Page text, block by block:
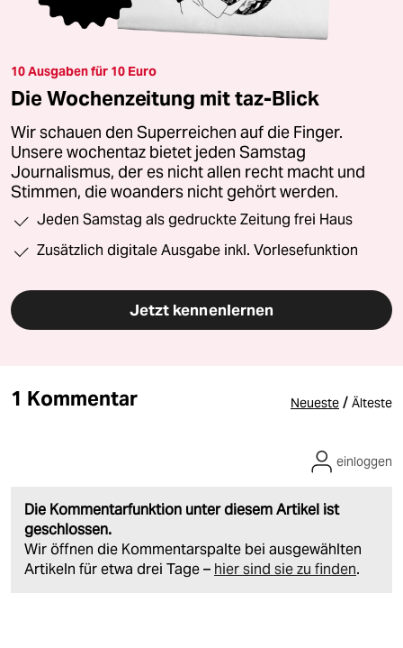
10 Ausgaben für 10 Euro
Die Wochenzeitung mit taz-Blick
Wir schauen den Superreichen auf die Finger.
Unsere wochentaz bietet jeden Samstag
Journalismus, der es nicht allen recht macht und
Stimmen, die woanders nicht gehört werden.
Jeden Samstag als gedruckte Zeitung frei Haus
Zusätzlich digitale Ausgabe inkl. Vorlesefunktion
Jetzt kennenlernen
1 Kommentar Neueste / Älteste
Die Kommentarfunktion unter diesem Artikel ist
geschlossen.
Wir öffnen die Kommentarspalte bei ausgewählten
Artikeln für etwa drei Tage – hier sind sie zu finden.
einloggen